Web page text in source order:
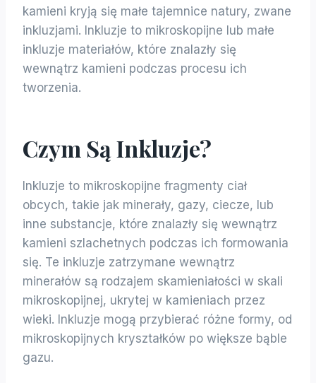
kamieni kryją się małe tajemnice natury, zwane
inkluzjami. Inkluzje to mikroskopijne lub małe
inkluzje materiałów, które znalazły się
wewnątrz kamieni podczas procesu ich
tworzenia.
Czym Są Inkluzje?
Inkluzje to mikroskopijne fragmenty ciał
obcych, takie jak minerały, gazy, ciecze, lub
inne substancje, które znalazły się wewnątrz
kamieni szlachetnych podczas ich formowania
się. Te inkluzje zatrzymane wewnątrz
minerałów są rodzajem skamieniałości w skali
mikroskopijnej, ukrytej w kamieniach przez
wieki. Inkluzje mogą przybierać różne formy, od
mikroskopijnych kryształków po większe bąble
gazu.